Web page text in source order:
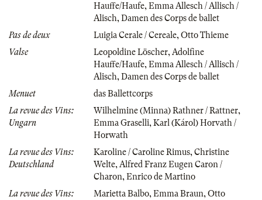
Hauffe/Haufe, Emma Allesch / Allisch /
Alisch, Damen des Corps de ballet
Pas de deux
Luigia Cerale / Cereale, Otto Thieme
Valse
Leopoldine Löscher, Adolfine
Hauffe/Haufe, Emma Allesch / Allisch /
Alisch, Damen des Corps de ballet
Menuet
das Ballettcorps
La revue des Vins:
Ungarn
Wilhelmine (Minna) Rathner / Rattner,
Emma Graselli, Karl (Károl) Horvath /
Horwath
La revue des Vins:
Deutschland
Karoline / Caroline Rimus, Christine
Welte, Alfred Franz Eugen Caron /
Charon, Enrico de Martino
La revue des Vins:
Marietta Balbo, Emma Braun, Otto